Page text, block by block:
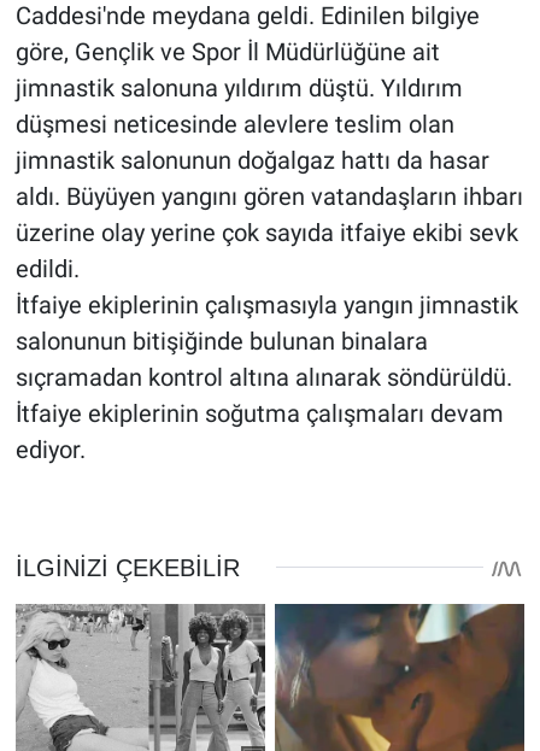
Caddesi'nde meydana geldi. Edinilen bilgiye
göre, Gençlik ve Spor İl Müdürlüğüne ait
jimnastik salonuna yıldırım düştü. Yıldırım
düşmesi neticesinde alevlere teslim olan
jimnastik salonunun doğalgaz hattı da hasar
aldı. Büyüyen yangını gören vatandaşların ihbarı
üzerine olay yerine çok sayıda itfaiye ekibi sevk
edildi.
İtfaiye ekiplerinin çalışmasıyla yangın jimnastik
salonunun bitişiğinde bulunan binalara
sıçramadan kontrol altına alınarak söndürüldü.
İtfaiye ekiplerinin soğutma çalışmaları devam
ediyor.